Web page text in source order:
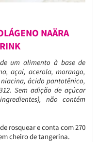
NAÄRA
um alimento à base de
açaí, acerola, morango,
ácido pantotênico,
Sem adição de açúcar
não contém
rosquear e conta com 270
cheiro de tangerina.